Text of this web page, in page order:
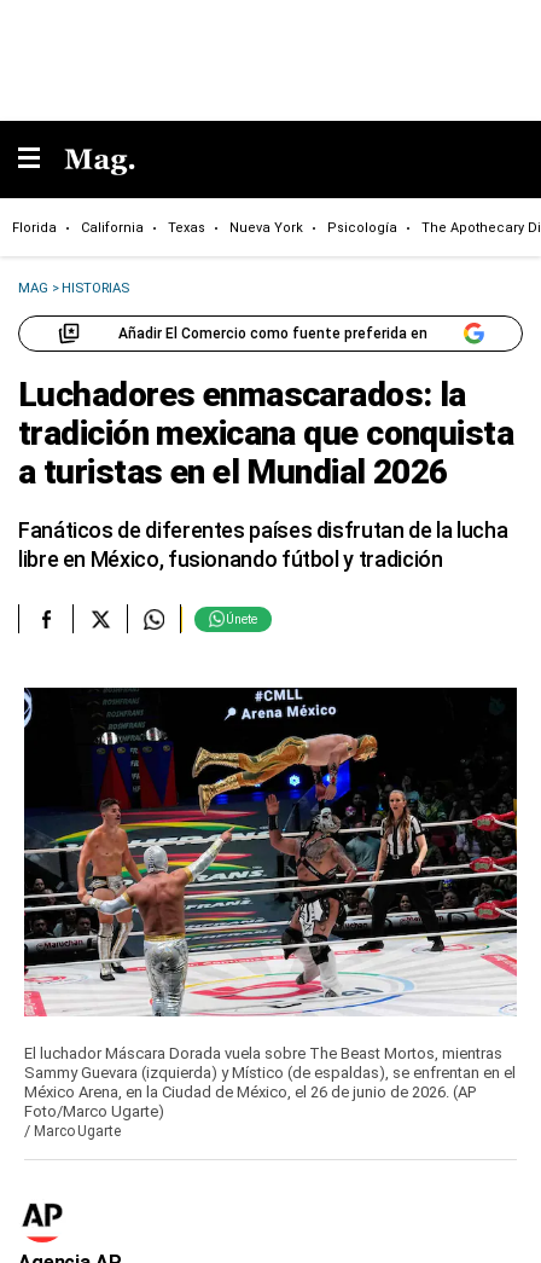
Florida California Texas Nueva York Psicología The Apothecary
MAG >HISTORIAS
Añadir El Comercio como fuente preferida en
Luchadores enmascarados: la
tradición mexicana que conquista
a turistas en el Mundial 2026
Fanáticos de diferentes países disfrutan de la lucha
libre en México, fusionando fútbol y tradición
Únete
El luchador Máscara Dorada vuela sobre The Beast Mortos, mientras
Sammy Guevara (izquierda) y Místico (de espaldas), se enfrentan en el
México Arena, en la Ciudad de México, el 26 de junio de 2026. (AP
Foto/Marco Ugarte)
/ Marco Ugarte